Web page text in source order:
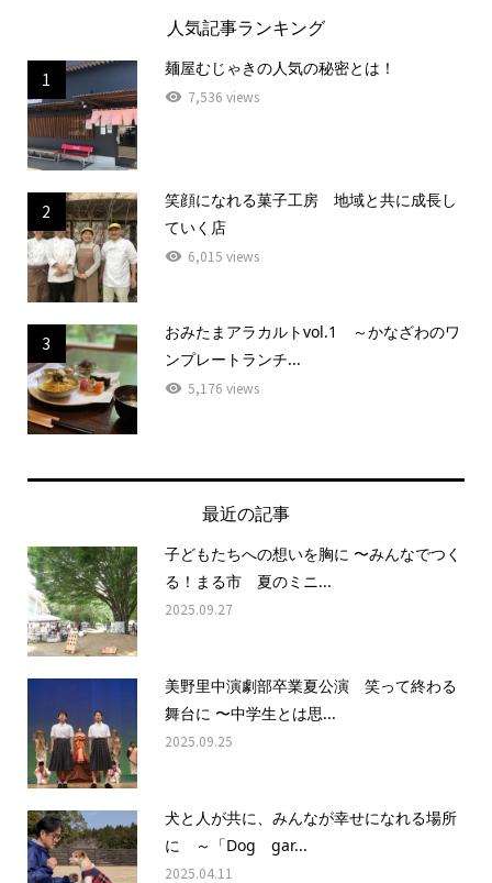
人気記事ランキング
1
麺屋むじゃきの人気の秘密とは！
7,536 views
2
笑顔になれる菓子工房 地域と共に成長し
ていく店
6,015 views
3
おみたまアラカルトvol.1 ～かなざわのワ
ンプレートランチ...
5,176 views
最近の記事
子どもたちへの想いを胸に 〜みんなでつく
る！まる市 夏のミニ...
2025.09.27
美野里中演劇部卒業夏公演 笑って終わる
舞台に 〜中学生とは思...
2025.09.25
犬と人が共に、みんなが幸せになれる場所
に ～「Dog gar...
2025.04.11